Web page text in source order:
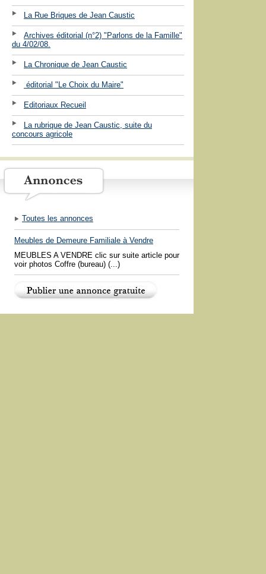
La Rue Briques de Jean Caustic
Archives éditorial (n°2) "Parlons de la Famille"
du 4/02/08.
La Chronique de Jean Caustic
éditorial "Le Choix du Maire"
Editoriaux Recueil
La rubrique de Jean Caustic, suite du
concours agricole
Toutes les annonces
Meubles de Demeure Familiale à Vendre
MEUBLES A VENDRE clic sur suite article pour
voir photos Coffre (bureau) (...)